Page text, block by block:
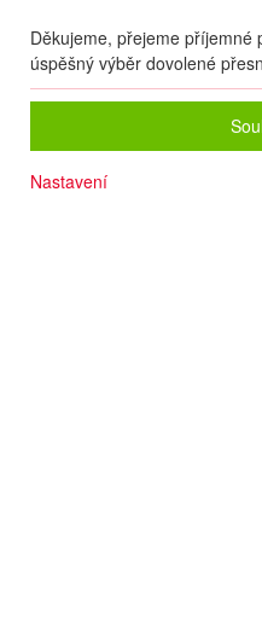
Děkujeme, přejeme
úspěšný výběr dovolené
Nastavení